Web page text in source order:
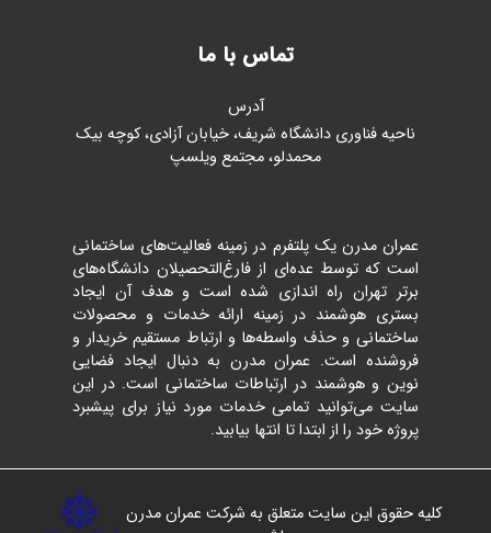
تماس با ما
آدرس
ناحیه فناوری دانشگاه شریف، خیابان آزادی، کوچه بیک
محمدلو، مجتمع ویلسپ
عمران مدرن یک پلتفرم در زمینه فعالیت‌های ساختمانی
است که توسط عده‌ای از فارغ‌التحصیلان دانشگاه‌های
برتر تهران راه اندازی شده است و هدف آن ایجاد
بستری هوشمند در زمینه ارائه خدمات و محصولات
ساختمانی و حذف واسطه‌ها و ارتباط مستقیم خریدار و
فروشنده است. عمران مدرن به دنبال ایجاد فضایی
نوین و هوشمند در ارتباطات ساختمانی است. در این
سایت می‌توانید تمامی خدمات مورد نیاز برای پیشبرد
پروژه خود را از ابتدا تا انتها بیابید.
کلیه حقوق این سایت متعلق به شرکت عمران مدرن